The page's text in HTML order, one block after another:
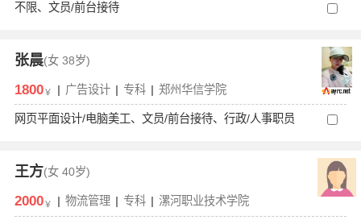
不限、文员/前台接待
张晨(女 38岁)
1800￥ | 广告设计 | 专科 | 郑州华信学院
网页平面设计/电脑美工、文员/前台接待、行政/人事职员
王方(女 40岁)
2000￥ | 物流管理 | 专科 | 漯河职业技术学院